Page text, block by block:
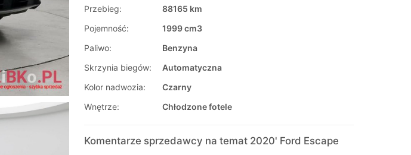
Przebieg:
88165 km
Pojemność:
1999 cm3
Paliwo:
Benzyna
Skrzynia biegów:
Automatyczna
Kolor nadwozia:
Czarny
Wnętrze:
Chłodzone fotele
Komentarze sprzedawcy na temat 2020' Ford Escape